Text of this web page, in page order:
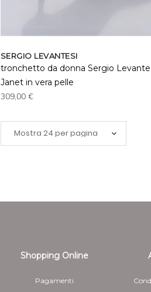
SERGIO LEVANTESI
tronchetto da donna Sergio
Janet in vera pelle
309,00 €
Shopping Online
Pagamenti